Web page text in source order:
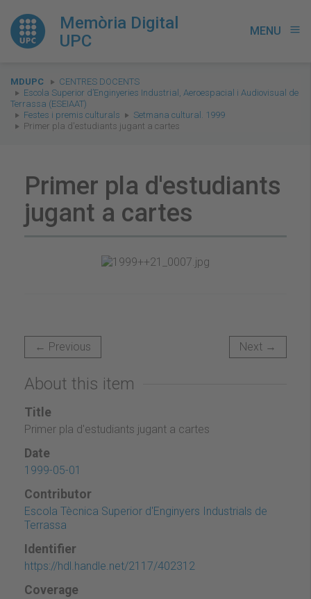
Memòria Digital
UPC
MENU menu
You
are
here:
MDUPC
CENTRES DOCENTS
Escola Superior d’Enginyeries Industrial, Aeroespacial i Audiovisual de
Terrassa (ESEIAAT)
Festes i premis culturals
Setmana cultural. 1999
Primer pla d'estudiants jugant a cartes
Primer pla d'estudiants
jugant a cartes
← Previous Next →
About this item
Title
Primer pla d'estudiants jugant a cartes
Date
1999-05-01
Contributor
Escola Tècnica Superior d'Enginyers Industrials de
Terrassa
Identifier
https://hdl.handle.net/2117/402312
Coverage